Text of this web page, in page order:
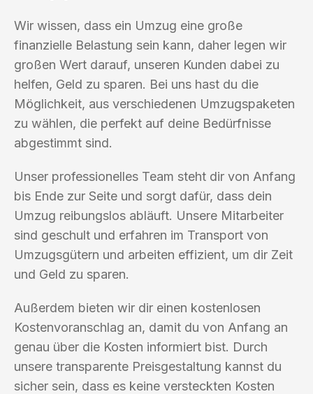
Wir wissen, dass ein Umzug eine große
finanzielle Belastung sein kann, daher legen wir
großen Wert darauf, unseren Kunden dabei zu
helfen, Geld zu sparen. Bei uns hast du die
Möglichkeit, aus verschiedenen Umzugspaketen
zu wählen, die perfekt auf deine Bedürfnisse
abgestimmt sind.
Unser professionelles Team steht dir von Anfang
bis Ende zur Seite und sorgt dafür, dass dein
Umzug reibungslos abläuft. Unsere Mitarbeiter
sind geschult und erfahren im Transport von
Umzugsgütern und arbeiten effizient, um dir Zeit
und Geld zu sparen.
Außerdem bieten wir dir einen kostenlosen
Kostenvoranschlag an, damit du von Anfang an
genau über die Kosten informiert bist. Durch
unsere transparente Preisgestaltung kannst du
sicher sein, dass es keine versteckten Kosten